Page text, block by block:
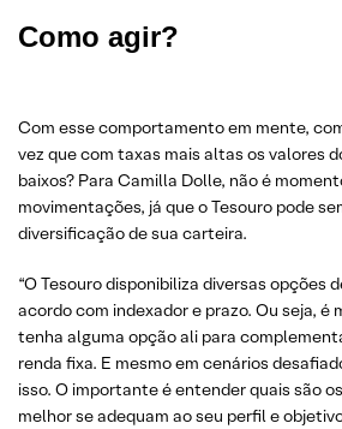
Como agir?
Com esse comportamento em mente,
vez que com taxas mais altas os valores
baixos? Para Camilla Dolle, não é
movimentações, já que o Tesouro pode
diversificação de sua carteira.
“O Tesouro disponibiliza diversas opções
acordo com indexador e prazo. Ou seja, é
tenha alguma opção ali para
renda fixa. E mesmo em cenários
isso. O importante é entender quais são
melhor se adequam ao seu perfil e